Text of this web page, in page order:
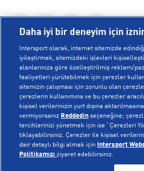
KURUMSAL
Hakkımızda
Mağazalarımız
Bilgi Toplumu Hizmetleri
Gizlilik Politikası
YARDIM
Sipariş Takibi
İptal & İade
POPÜLER KOLEKSİYONLAR
Daha iyi bir deneyim için
Intersport olarak, internet sitemizde
iyileştirmek, sitemizdeki işlevleri
alanlarınıza göre özelleştirilmiş reklam/
faaliyetleri yürütebilmek için çerezler
sitemizin çalışması için zorunlu olan
çerezlerin kullanımına ve bu çerezler
kişisel verilerinizin yurt dışına
vermiyorsanız Reddedin seçeneğine;
tercihlerinizi yönetmek için ise “Çerezleri
tıklayabilirsiniz. Çerezler ile kişisel
dair detaylı bilgi almak için
Intersport
Politikamızıziyaret edebilirsiniz.